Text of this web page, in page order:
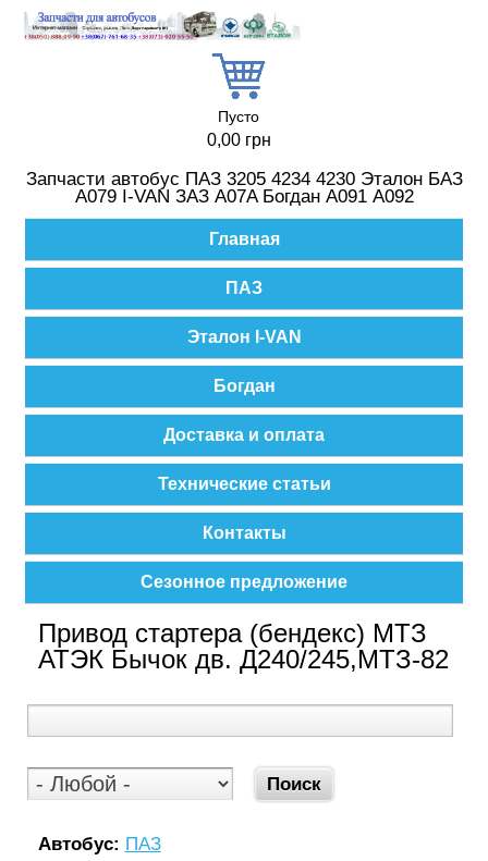
Пусто
0,00 грн
Запчасти автобус ПАЗ 3205 4234 4230 Эталон БАЗ
А079 I-VAN ЗАЗ A07A Богдан А091 А092
Главная
ПАЗ
Эталон I-VAN
Богдан
Доставка и оплата
Технические статьи
Контакты
Сезонное предложение
Привод стартера (бендекс) МТЗ
АТЭК Бычок дв. Д240/245,МТЗ-82
Автобус: ПАЗ